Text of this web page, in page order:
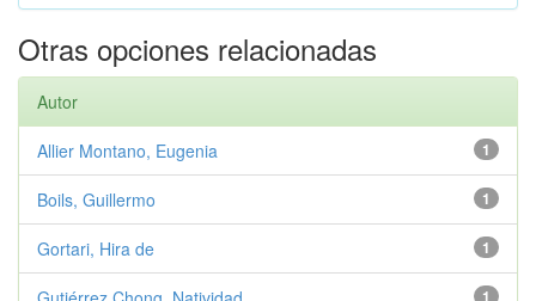
Otras opciones relacionadas
Autor
1
Allier Montano, Eugenia
1
Boils, Guillermo
1
Gortari, Hira de
1